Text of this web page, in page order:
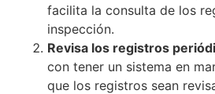
facilita la consulta de los
inspección.
Revisa los registros
con tener un sistema en
que los registros sean